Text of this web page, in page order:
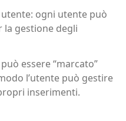
ogni utente può
la gestione degli
essere “marcato”
l’utente può gestire
inserimenti.